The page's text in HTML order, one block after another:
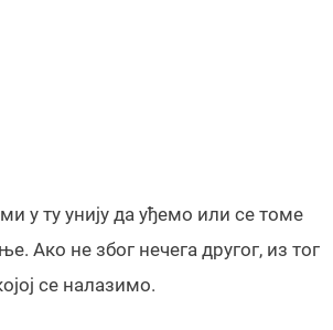
у ту унију да уђемо или се томе
Ако не због нечега другог, из тог
се налазимо.